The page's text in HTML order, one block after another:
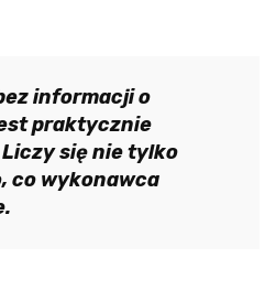
informacji o
praktycznie
się nie tylko
co wykonawca